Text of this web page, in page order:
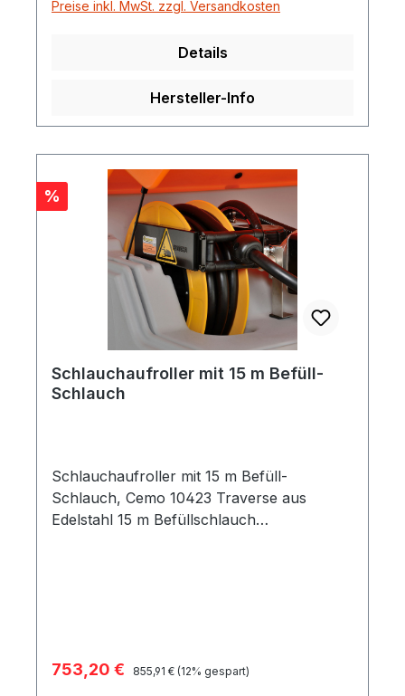
Preise inkl. MwSt. zzgl. Versandkosten
Details
Hersteller-Info
Rabatt
%
Schlauchaufroller mit 15 m Befüll-
Schlauch
Schlauchaufroller mit 15 m Befüll-
Schlauch, Cemo 10423 Traverse aus
Edelstahl 15 m Befüllschlauch
Verkaufspreis:
753,20 € Regulärer Preis:
855,91 € (12% gespart)